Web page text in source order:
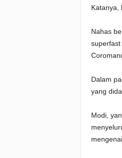
Katanya,
Nahas
Dalam
yang
Modi,